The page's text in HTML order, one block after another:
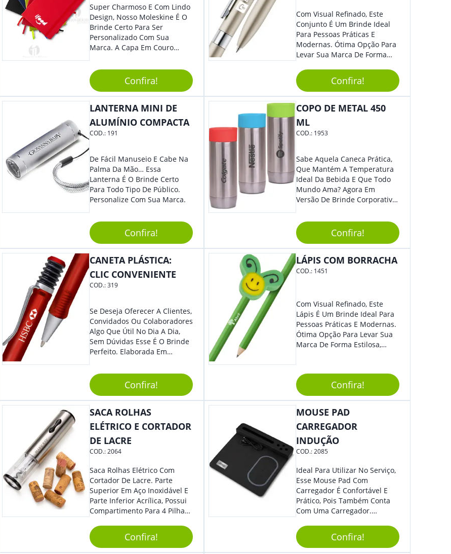
Super Charmoso E Com Lindo
Design, Nosso Moleskine É O
Brinde Certo Para Ser
Personalizado Com Sua
Marca. A Capa Em Couro
Elástico Permite Maior
Segurança Ao Carregá-Lo.
Ofereça A Seus Clientes E
Colaboradores, Sem Dúvidas
Eles Irão Adorar.
Confira!
Com Visual Refinado, Este
Conjunto É Um Brinde Ideal
Para Pessoas Práticas E
Modernas. Ótima Opção Para
Levar Sua Marca De Forma
Sua Empresa Em Eventos,
Reuniões Corporativas Ou Até
Mesmo Para Presentear
Colaboradores E Parceiros De
Confira!
LANTERNA MINI DE
ALUMÍNIO COMPACTA
COD.: 191
De Fácil Manuseio E Cabe Na
Palma Da Mão… Essa
Lanterna É O Brinde Certo
Para Todo Tipo De Público.
Personalize Com Sua Marca.
Confira!
COPO DE METAL 450
ML
COD.: 1953
Sabe Aquela Caneca Prática,
Que Mantém A Temperatura
Ideal Da Bebida E Que Todo
Mundo Ama? Agora Em
Versão De Brinde Corporativo
Sua Marca Com Muito Estilo E
Acrescentar Ainda Mais
Praticidade À Eventos E Feiras
De Exposição.
Confira!
CANETA PLÁSTICA:
CLIC CONVENIENTE
COD.:319
Se Deseja Oferecer A Clientes,
Convidados Ou Colaboradores
Algo Que Útil No Dia A Dia,
Sem Dúvidas Esse É O Brinde
Perfeito. Elaborada Em
Com Detalhes Em Metal, Essa
Incrível Caneta Esferográfica É
Acionada Na Por Clic Na Parte
Superior.
Confira!
LÁPIS COM BORRACHA
COD.: 1451
Com Visual Refinado, Este
Lápis É Um Brinde Ideal Para
Pessoas Práticas E Modernas.
Ótima Opção Para Levar Sua
Marca De Forma Estilosa,
Reuniões Corporativas Ou Até
Mesmo Para Presentear
Colaboradores E Parceiros De
Confira!
SACA ROLHAS
ELÉTRICO E CORTADOR
DE LACRE
COD.:2064
Saca Rolhas Elétrico Com
Cortador De Lacre. Parte
Superior Em Aço Inoxidável E
Parte Inferior Acrílica, Possui
Compartimento Para 4 Pilhas
Acompanha Pilhas) – Contém
Desenho Indicativo De
Abertura E Fechamento Da
Confira!
MOUSE PAD
CARREGADOR
INDUÇÃO
COD.:2085
Ideal Para Utilizar No Serviço,
Esse Mouse Pad Com
Carregador É Confortável E
Prático, Pois Também Conta
Com Uma Carregador.
Resistente, Com A Qualidade
Que Os Colaboradores
Buscam, E O Design É
Confira!